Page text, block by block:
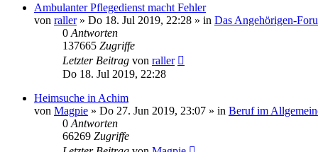
Ambulanter Pflegedienst macht Fehler
von raller» Do 18. Jul 2019, 22:28 » in Das Angehörigen-
0 Antworten
137665 Zugriffe
Letzter Beitrag von raller
Do 18. Jul 2019, 22:28
Heimsuche in Achim
von Magpie » Do 27. Jun 2019, 23:07 » in Beruf im
0 Antworten
66269 Zugriffe